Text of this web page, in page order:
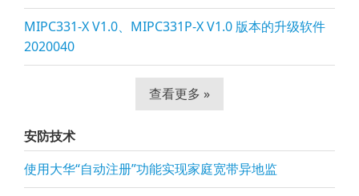
MIPC331-X V1.0、MIPC331P-X V1.0 版本的升级软件
2020040
查看更多 »
安防技术
使用大华“自动注册”功能实现家庭宽带异地监